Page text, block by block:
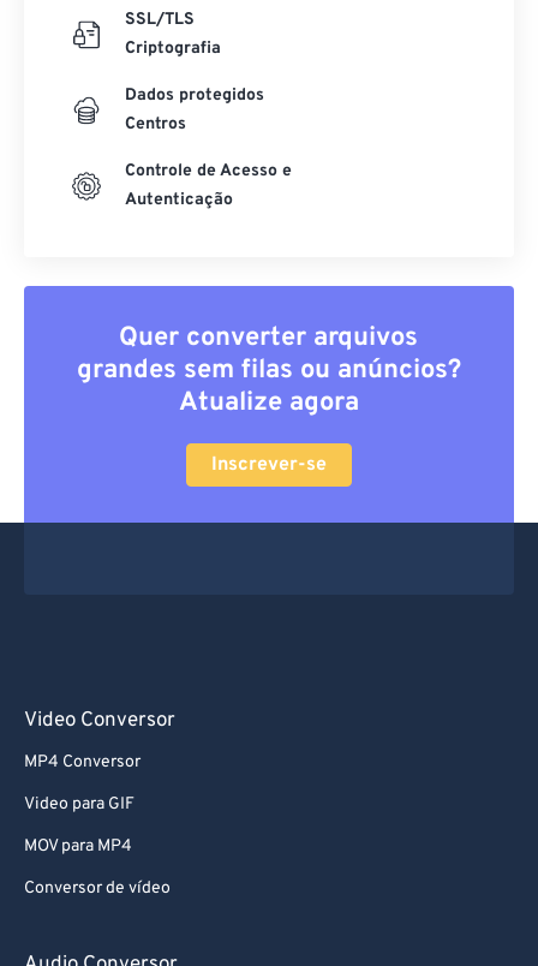
SSL/TLS
Criptografia
Dados protegidos
Centros
Controle de Acesso e
Autenticação
Quer converter arquivos
grandes sem filas ou anúncios?
Atualize agora
Inscrever-se
Video Conversor
MP4 Conversor
Video para GIF
MOV para MP4
Conversor de vídeo